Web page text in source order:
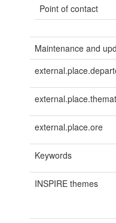
Point of contact
Maintenance and
external.place.ore
Keywords
INSPIRE themes